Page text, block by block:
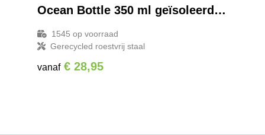
Ocean Bottle 350 ml geïsoleerde beker
1545 op voorraad
Gerecycled roestvrij staal
vanaf € 28,95